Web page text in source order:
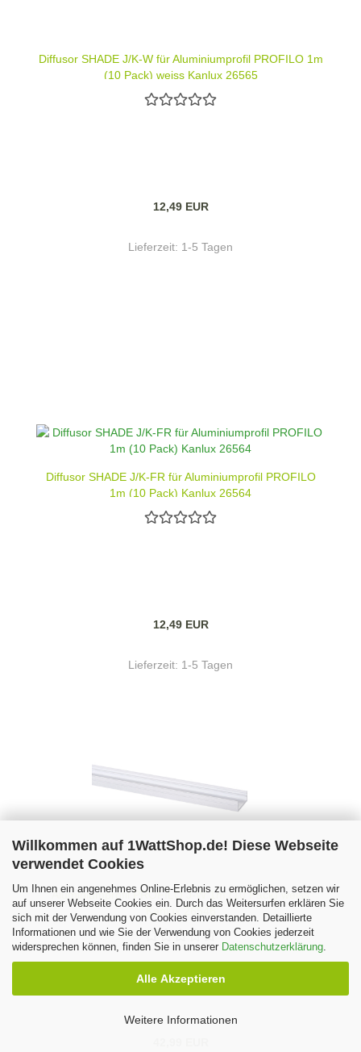
Willkommen auf 1WattShop.de! Diese Webseite
verwendet Cookies
Um Ihnen ein angenehmes Online-Erlebnis zu ermöglichen, setzen wir
auf unserer Webseite Cookies ein. Durch das Weitersurfen erklären Sie
sich mit der Verwendung von Cookies einverstanden. Detaillierte
Informationen und wie Sie der Verwendung von Cookies jederzeit
widersprechen können, finden Sie in unserer Datenschutzerklärung.
Alle Akzeptieren
Weitere Informationen
Diffusor SHADE J/K-W für Aluminiumprofil PROFILO 1m
(10 Pack) weiss Kanlux 26565
12,49 EUR
Lieferzeit: 1-5 Tagen
Diffusor SHADE J/K-FR für Aluminiumprofil PROFILO
1m (10 Pack) Kanlux 26564
12,49 EUR
Lieferzeit: 1-5 Tagen
Aluminiumprofil PROFILO J-W 1m (10 Pack) weiss
Kanlux 26546